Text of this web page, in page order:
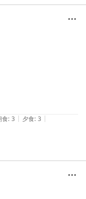
たね
食: 3 | 夕食: 3 |